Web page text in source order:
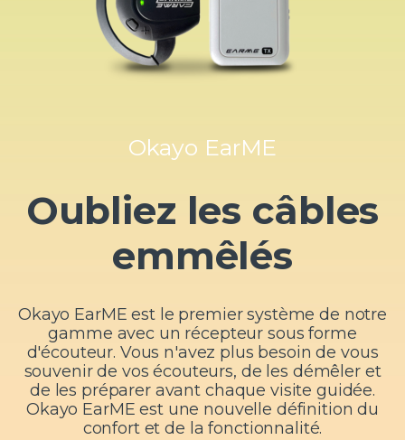
Okayo EarME
Oubliez les câbles
emmêlés
Okayo EarME est le premier système de notre
gamme avec un récepteur sous forme
d'écouteur. Vous n'avez plus besoin de vous
souvenir de vos écouteurs, de les démêler et
de les préparer avant chaque visite guidée.
Okayo EarME est une nouvelle définition du
confort et de la fonctionnalité.